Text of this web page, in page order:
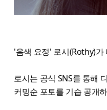
'음색 요정' 로시(Rothy)
로시는 공식 SNS를 통해
커밍순 포토를 기습 공개